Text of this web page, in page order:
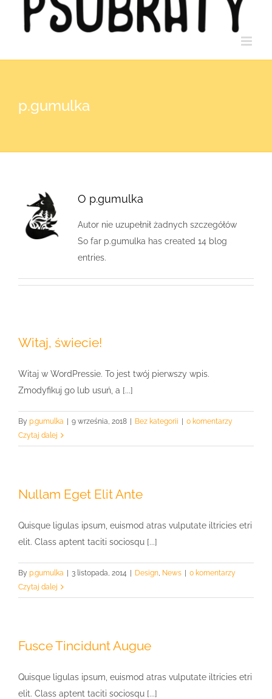
p.gumulka
O p.gumulka
Autor nie uzupełnił żadnych szczegółów
So far p.gumulka has created 14 blog
entries.
Witaj, świecie!
Witaj w WordPressie. To jest twój pierwszy wpis.
Zmodyfikuj go lub usuń, a [...]
By p.gumulka 9 września, 2018 Bez kategorii
0 komentarzy
Czytaj dalej
Nullam Eget Elit Ante
Quisque ligulas ipsum, euismod atras vulputate iltricies etri
elit. Class aptent taciti sociosqu [...]
By p.gumulka 3 listopada, 2014 Design, News
0 komentarzy
Czytaj dalej
Fusce Tincidunt Augue
Quisque ligulas ipsum, euismod atras vulputate iltricies etri
elit. Class aptent taciti sociosqu [...]